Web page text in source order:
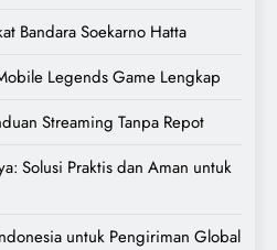
Bandara Soekarno Hatta
Legends Game Lengkap
Streaming Tanpa Repot
Solusi Praktis dan Aman untuk
untuk Pengiriman Global